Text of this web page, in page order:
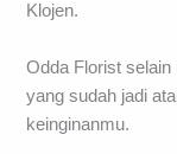
Klojen.
Odda Florist selain
yang sudah jadi
keinginanmu.